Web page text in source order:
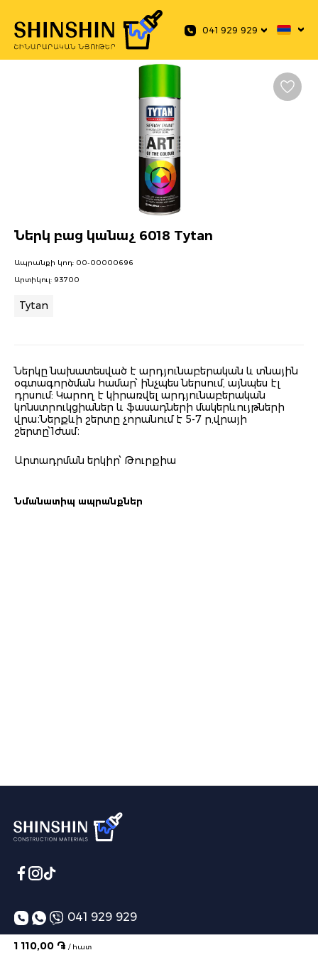
041 929 929
Ներկ բաց կանաչ 6018 Tytan
Ապրանքի կոդ: 00-00000696
Արտիկուլ: 93700
Tytan
Ներկը նախատեսված է արդյունաբերական և տնային
օգտագործման համար՝ ինչպես ներսում, այնպես էլ
դրսում: Կարող է կիրառվել արդյունաբերական
կոնստրուկցիաներ և ֆասադների մակերևույթների
վրա։Ներքևի շերտը չորանում է 5-7 ր,վրայի
շերտը՝1ժամ։
Արտադրման երկիր՝ Թուրքիա
1 110,00 ֏ / հատ
Նմանատիպ ապրանքներ
041 929 929
info@shinshin.am